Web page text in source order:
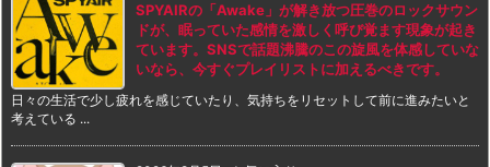
SPYAIRの「Awake」が解き放つ圧巻のロックサウン
ドが、眠っていた感情を激しく呼び覚ます現象が起き
ています。SNSで話題沸騰のこの旋風を体感していな
いなら、今すぐプレイリストに加えるべきです。
日々の生活で少し疲れを感じていたり、気持ちをリセットして前に進みたいと
考えている ...